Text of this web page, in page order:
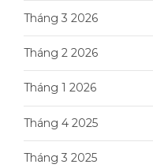
Tháng 3 2026
Tháng 2 2026
Tháng 1 2026
Tháng 4 2025
Tháng 3 2025